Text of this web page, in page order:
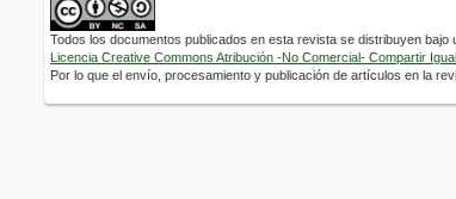
Todos los documentos publicados en esta revista se distribuyen bajo
Licencia Creative Commons Atribución -No Comercial- Compartir
Por lo que el envío, procesamiento y publicación de artículos en la